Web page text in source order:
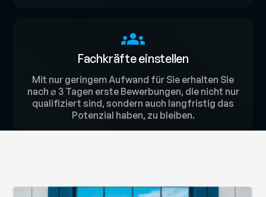
Fachkräfte einstellen
Mit nur geringem Aufwand für Sie erhalten Sie
nach ⌀ 3 Tagen erste Bewerbungen, die nicht nur
qualifiziert sind, sondern auch langfristig das
Potenzial haben, zu bleiben.